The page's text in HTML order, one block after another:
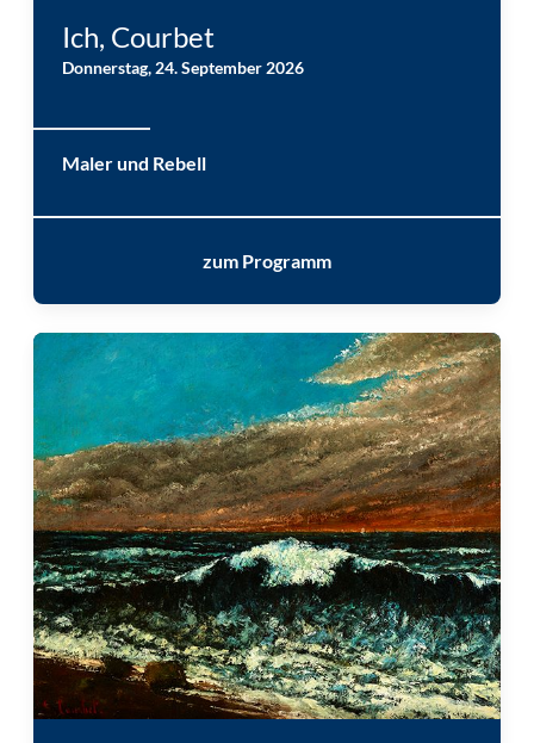
Ich, Courbet
Donnerstag, 24. September 2026
Maler und Rebell
zum Programm